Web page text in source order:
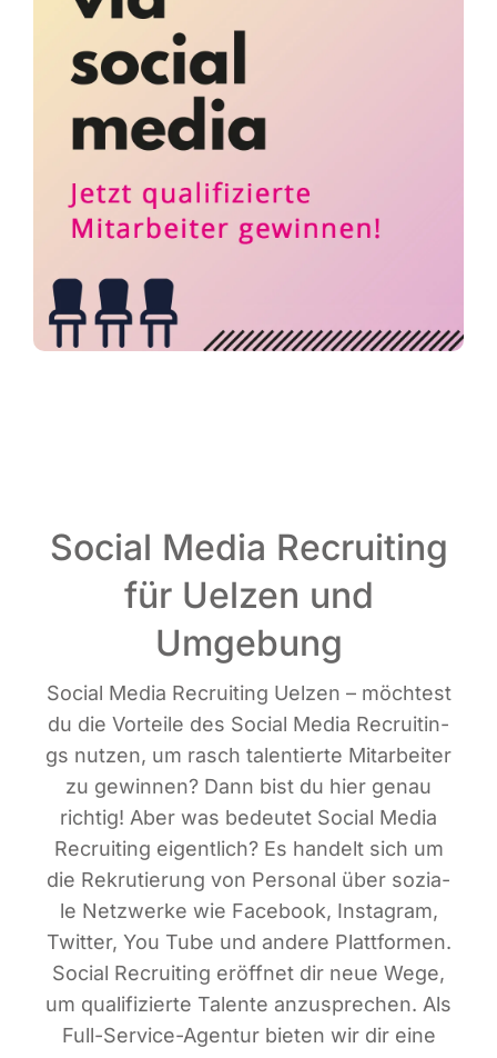
Social Media Recruiting
für Uelzen und
Umgebung
Social Media Recrui­ting Uel­zen – möch­test
du die Vor­tei­le des Social Media Recrui­tin­
gs nut­zen, um rasch talen­tier­te Mit­ar­bei­ter
zu gewin­nen? Dann bist du hier genau
rich­tig! Aber was bedeu­tet Social Media
Recrui­ting eigent­lich? Es han­delt sich um
die Rekru­tie­rung von Per­so­nal über sozia­
le Netz­wer­ke wie Face­book, Insta­gram,
Twit­ter, You Tube und ande­re Platt­for­men.
Social Recrui­ting eröff­net dir neue Wege,
um qua­li­fi­zier­te Talen­te anzu­spre­chen. Als
Full-Ser­vice-Agen­tur bie­ten wir dir eine